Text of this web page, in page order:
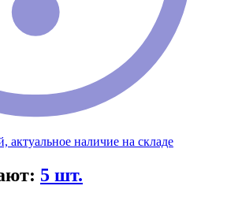
актуальное наличие на складе
5 шт.